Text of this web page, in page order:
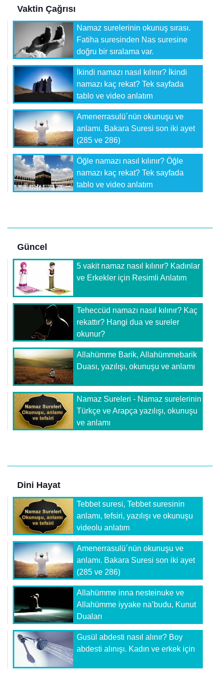
Vaktin Çağrısı
Namaz surelerinin okunuş sırası.
Fatiha suresinden Nas suresine
doğru bir sıralama var.
İkindi namazı nasıl kılınır? İkindi
namazı kaç rekat? Tek sayfada
tablo ve video anlatım
Amenerrasulü´nün okunuşu ve
anlamı. Bakara Suresi son iki ayet
(285 ve 286)
Öğle namazı nasıl kılınır? Öğle
namazı kaç rekat? Tek sayfada
tablo ve video anlatım
Güncel
5 vakit namaz nasıl kılınır? Kadınlar
ve Erkekler için Resimli Anlatım
Teheccüd namazı nasıl kılınır? Kaç
rekattır? Hangi dua ve sureler
okunur?
Allahümme Barik, Allahümmebarik
Duası, yazılışı, okunuşu ve anlamı
Namaz Sureleri - Namaz surelerinin
Türkçe ve Arapça yazılışı, okunuşu
ve anlamı
Dini Hayat
Tebbet suresi, Tebbet suresinin
anlamı, tefsiri, yazılışı ve okunuşu
videolu anlatım
Amenerrasulü´nün okunuşu ve
anlamı. Bakara Suresi son iki ayet
(285 ve 286)
Allahümme inna nesteinuke ve
Allahümme iyyake na’budu, Kunut
Duaları
Gusül abdesti nasıl alınır? Boy
abdesti alınışı. Kadın ve erkek için